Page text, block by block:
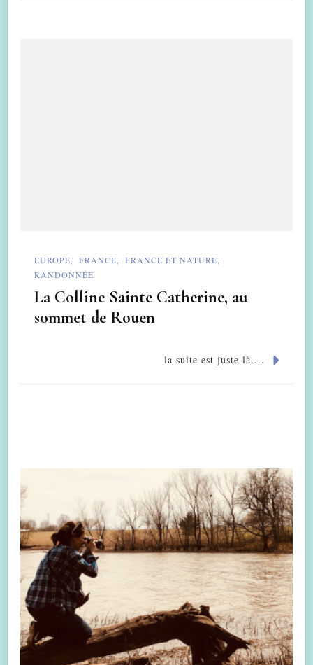
EUROPE FRANCE
FRANCE ET NATURE
RANDONNÉE
La Colline Sainte Catherine, au
sommet de Rouen
la suite est juste là....